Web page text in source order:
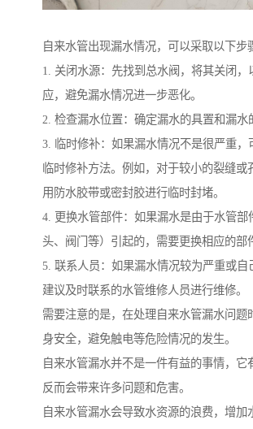
自来水管出现漏水情况，可以采取以下步
1. 关闭水源：先找到总水阀，将其关闭，
应，避免漏水情况进一步恶化。
2. 检查漏水位置：确定漏水的具置和漏水
3. 临时修补：如果漏水情况不是很严重，
临时修补方法。例如，对于较小的裂缝或
用防水胶带或密封胶进行临时封堵。
4. 更换水管部件：如果漏水是由于水管部
头、阀门等）引起的，需要更换相应的部
5. 联系人员：如果漏水情况较为严重或自
建议及时联系的水管维修人员进行维修。
需要注意的是，在处理自来水管漏水问题
身安全，避免触电等危险情况的发生。
自来水管漏水并不是一件有益的事情，它
反而会带来许多问题和危害。
自来水管漏水会导致水资源的浪费，增加